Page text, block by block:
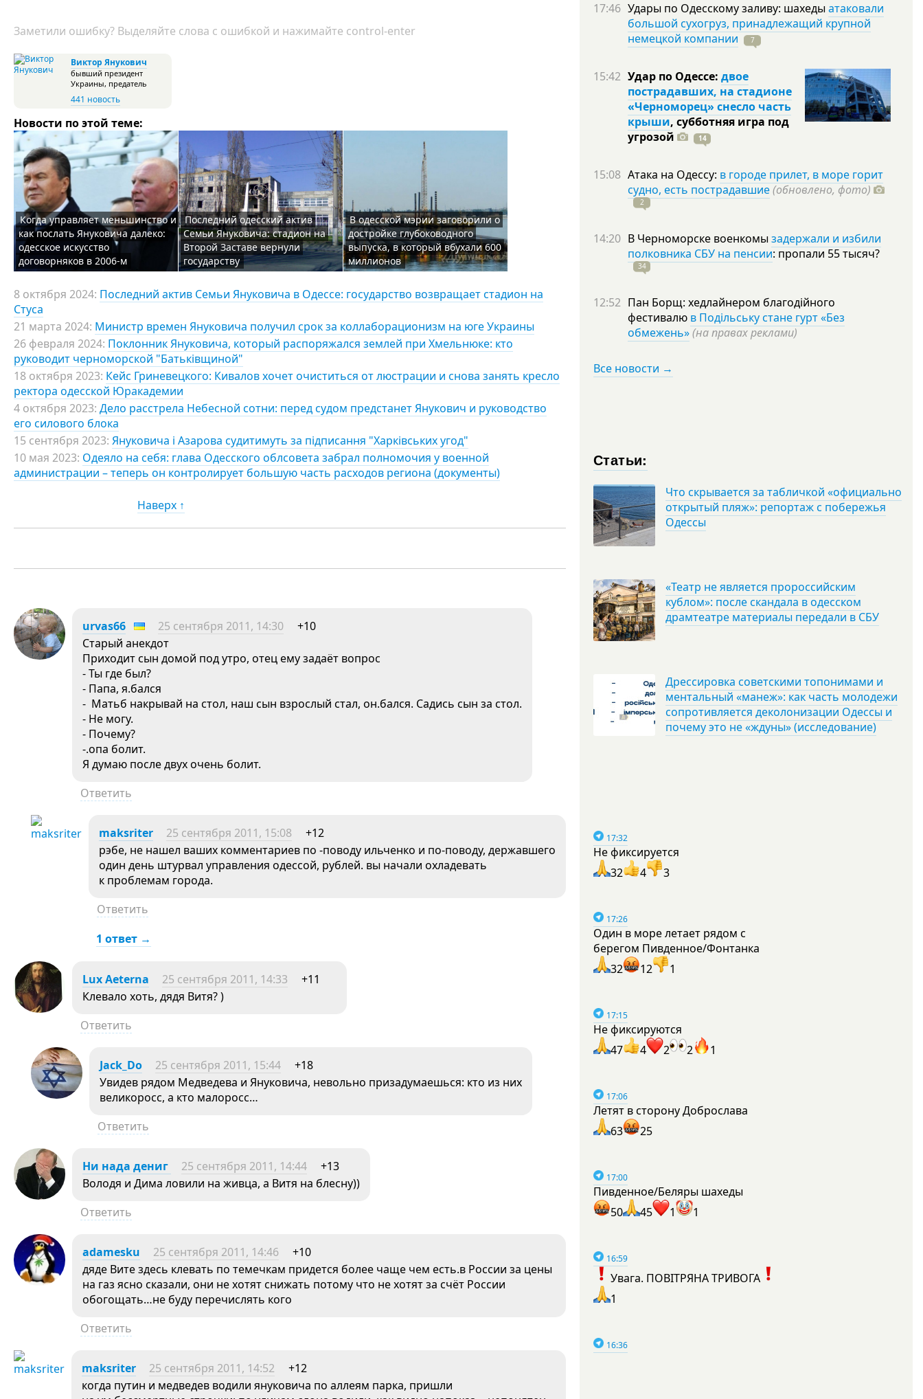
Заметили ошибку? Выделяйте слова с ошибкой и нажимайте control-enter
Виктор Янукович
бывший президент
Украины, предатель
441 новость
Новости по этой теме:
Когда управляет меньшинство и
как послать Януковича далеко:
одесское искусство
договорняков в 2006-м
Последний одесский актив
Семьи Януковича: стадион на
Второй Заставе вернули
государству
В одесской мэрии заговорили о
достройке глубоководного
выпуска, в который вбухали 600
миллионов
8 октября 2024: Последний актив Семьи Януковича в Одессе: государство возвращает стадион на
Стуса
21 марта 2024: Министр времен Януковича получил срок за коллаборационизм на юге Украины
26 февраля 2024: Поклонник Януковича, который распоряжался землей при Хмельнюке: кто
руководит черноморской "Батьківщиной"
18 октября 2023: Кейс Гриневецкого: Кивалов хочет очиститься от люстрации и снова занять кресло
ректора одесской Юракадемии
4 октября 2023: Дело расстрела Небесной сотни: перед судом предстанет Янукович и руководство
его силового блока
15 сентября 2023: Януковича і Азарова судитимуть за підписання "Харківських угод"
10 мая 2023: Одеяло на себя: глава Одесского облсовета забрал полномочия у военной
администрации – теперь он контролирует большую часть расходов региона (документы)
Наверх ↑
urvas66 25 сентября 2011, 14:30
+10
Старый анекдот
Приходит сын домой под утро, отец ему задаёт вопрос
- Ты где был?
- Папа, я.бался
- Матьб накрывай на стол, наш сын взрослый стал, он.бался. Садись сын за стол.
- Не могу.
- Почему?
-.опа болит.
Я думаю после двух очень болит.
Ответить
maksriter 25 сентября 2011, 15:08
+12
рэбе, не нашел ваших комментариев по -поводу ильченко и по-поводу, державшего
один день штурвал управления одессой, рублей. вы начали охладевать
к проблемам города.
Ответить
1 ответ →
Lux Aeterna 25 сентября 2011, 14:33
+11
Клевало хоть, дядя Витя? )
Ответить
Jack_Do 25 сентября 2011, 15:44
+18
Увидев рядом Медведева и Януковича, невольно призадумаешься: кто из них
великоросс, а кто малоросс…
Ответить
Ни нада дениг 25 сентября 2011, 14:44
+13
Володя и Дима ловили на живца, а Витя на блесну))
Ответить
adamesku 25 сентября 2011, 14:46
+10
дяде Вите здесь клевать по темечкам придется более чаще чем есть.в России за цены
на газ ясно сказали, они не хотят снижать потому что не хотят за счёт России
обогощать…не буду перечислять кого
Ответить
maksriter 25 сентября 2011, 14:52
+12
когда путин и медведев водили януковича по аллеям парка, пришли
17:46 Удары по Одесскому заливу: шахеды атаковали
большой сухогруз, принадлежащий крупной
немецкой компании
7
15:42 Удар по Одессе: двое
пострадавших, на стадионе
«Черноморец» снесло часть
крыши, субботняя игра под
угрозой
14
15:08 Атака на Одессу: в городе прилет, в море горит
судно, есть пострадавшие(обновлено, фото)
2
14:20 В Черноморске военкомы задержали и избили
полковника СБУ на пенсии: пропали 55тысяч?
34
12:52 Пан Борщ: хедлайнером благодійного
фестивалю в Подільську стане гурт «Без
обмежень»(на правах реклами)
Все новости →
Статьи:
Что скрывается за табличкой «официально
открытый пляж»: репортаж с побережья
Одессы
«Театр не является пророссийским
кублом»: после скандала в одесском
драмтеатре материалы передали в СБУ
Дрессировка советскими топонимами и
ментальный «манеж»: как часть молодежи
сопротивляется деколонизации Одессы и
почему это не «ждуны» (исследование)
17:32
Не фиксируется
32
4 3
17:26
Один в море летает рядом с
берегом Пивденное/Фонтанка
32
12 1
17:15
Не фиксируются
47
4 2 2 1
17:06
Летят в сторону Доброслава
63
25
17:00
Пивденное/Беляры шахеды
50
45 1 1
16:59
Увага. ПОВІТРЯНА ТРИВОГА
1
16:36